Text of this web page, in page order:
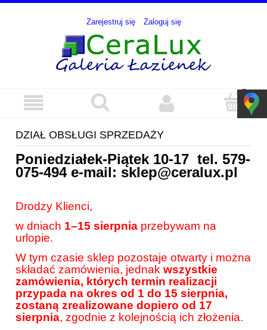
Zarejestruj się Zaloguj się
DZIAŁ OBSŁUGI SPRZEDAŻY
Poniedziałek-Piątek 10-17 tel. 579-
075-494e-mail: sklep@ceralux.pl
Drodzy Klienci,
w dniach 1–15 sierpnia przebywam na
urlopie.
W tym czasie sklep pozostaje otwarty i można
składać zamówienia, jednak wszystkie
zamówienia, których termin realizacji
przypada na okres od 1 do 15 sierpnia,
zostaną zrealizowane dopiero od 17
sierpnia, zgodnie z kolejnością ich złożenia.